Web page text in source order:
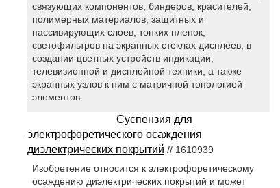
связующих компонентов, биндеров, красителей,
полимерных материалов, защитных и
пассивирующих слоев, тонких пленок,
светофильтров на экранных стеклах дисплеев, в
создании цветных устройств индикации,
телевизионной и дисплейной техники, а также
экранных узлов к ним с матричной топологией
элементов.
Суспензия для
электрофоретического осаждения
диэлектрических покрытий // 1610939
Изобретение относится к электрофоретическому
осаждению диэлектрических покрытий и может